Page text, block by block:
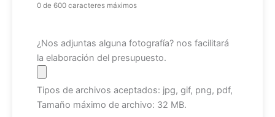
0 de 600 caracteres máximos
Archivo
¿Nos adjuntas alguna fotografía? nos facilitará
la elaboración del presupuesto.
Tipos de archivos aceptados: jpg, gif, png, pdf,
Tamaño máximo de archivo: 32 MB.